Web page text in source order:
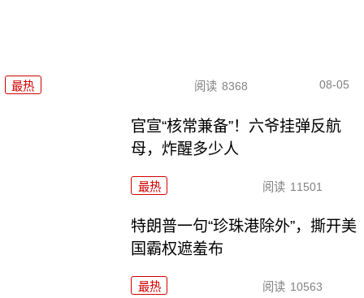
最热 阅读 8368 08-05
官宣“核常兼备”！六爷挂弹反航
母，炸醒多少人
最热 阅读 11501
特朗普一句“珍珠港除外”，撕开美
国霸权遮羞布
最热 阅读 10563